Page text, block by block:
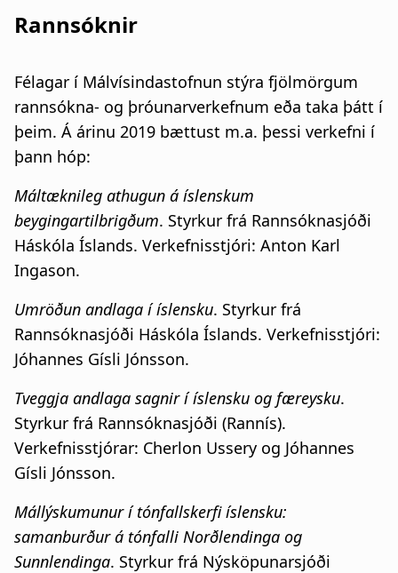
Rannsóknir
Félagar í Málvísindastofnun stýra fjölmörgum
rannsókna- og þróunarverkefnum eða taka þátt í
þeim. Á árinu 2019 bættust m.a. þessi verkefni í
þann hóp:
Máltæknileg athugun á íslenskum
beygingartilbrigðum. Styrkur frá Rannsóknasjóði
Háskóla Íslands. Verkefnisstjóri: Anton Karl
Ingason.
Umröðun andlaga í íslensku. Styrkur frá
Rannsóknasjóði Háskóla Íslands. Verkefnisstjóri:
Jóhannes Gísli Jónsson.
Tveggja andlaga sagnir í íslensku og færeysku.
Styrkur frá Rannsóknasjóði (Rannís).
Verkefnisstjórar: Cherlon Ussery og Jóhannes
Gísli Jónsson.
Mállýskumunur í tónfallskerfi íslensku:
samanburður á tónfalli Norðlendinga og
Sunnlendinga. Styrkur frá Nýsköpunarsjóði